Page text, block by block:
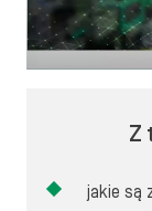
Z
jakie są